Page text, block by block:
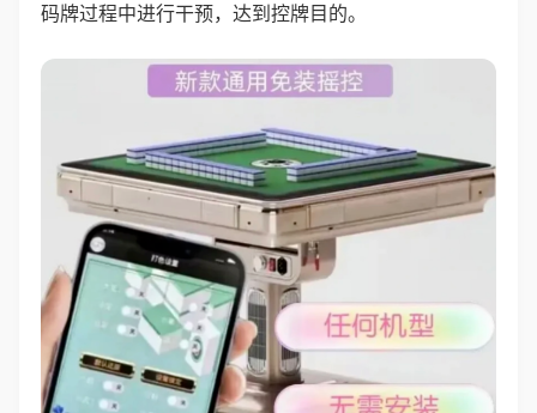
码牌过程中进行干预，达到控牌目的。